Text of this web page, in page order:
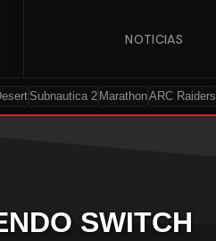
NOTICIAS
Subnautica 2 MarathonARC Raiders
SWITCH